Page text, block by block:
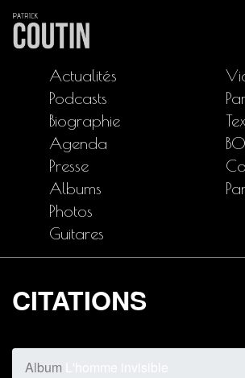
Actualités
Podcasts
Biographie
Agenda
Presse
Albums
Photos
Guitares
CITATIONS
Album